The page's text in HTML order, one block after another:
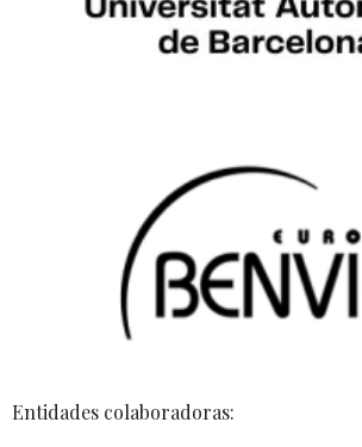
Entidades colaboradoras: